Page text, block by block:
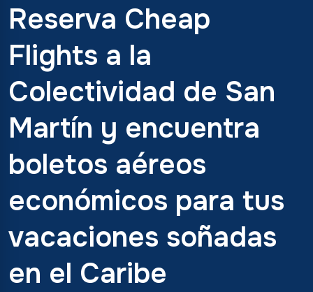
Reserva Cheap
Flights a la
Colectividad de San
Martín y encuentra
boletos aéreos
económicos para tus
vacaciones soñadas
en el Caribe